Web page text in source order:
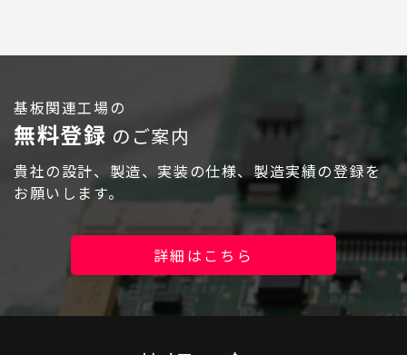
基板関連工場の
無料登録 のご案内
貴社の設計、製造、実装の仕様、製造実績の登録を
お願いします。
詳細はこちら